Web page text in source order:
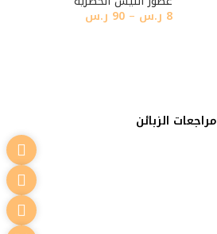
8 ر.س –
90 ر.س
مراجعات الزبائن